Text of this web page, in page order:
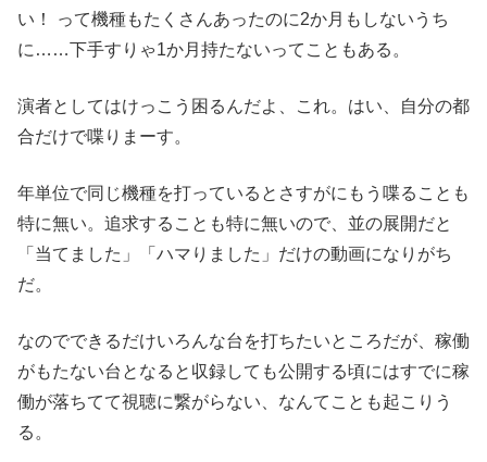
い！ って機種もたくさんあったのに2か月もしないうち
に……下手すりゃ1か月持たないってこともある。
演者としてはけっこう困るんだよ、これ。はい、自分の都
合だけで喋りまーす。
年単位で同じ機種を打っているとさすがにもう喋ることも
特に無い。追求することも特に無いので、並の展開だと
「当てました」「ハマりました」だけの動画になりがち
だ。
なのでできるだけいろんな台を打ちたいところだが、稼働
がもたない台となると収録しても公開する頃にはすでに稼
働が落ちてて視聴に繋がらない、なんてことも起こりう
る。